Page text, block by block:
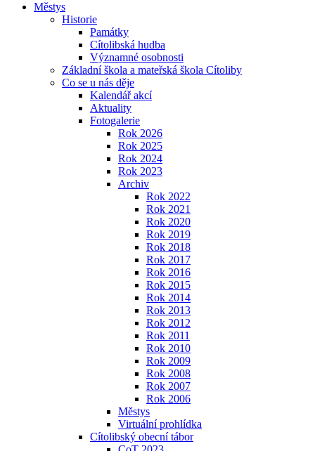
Městys
Historie
Památky
Cítolibská hudba
Významné osobnosti
Základní škola a mateřská škola Cítoliby
Co se u nás děje
Kalendář akcí
Aktuality
Fotogalerie
Rok 2026
Rok 2025
Rok 2024
Rok 2023
Archiv
Rok 2022
Rok 2021
Rok 2020
Rok 2019
Rok 2018
Rok 2017
Rok 2016
Rok 2015
Rok 2014
Rok 2013
Rok 2012
Rok 2011
Rok 2010
Rok 2009
Rok 2008
Rok 2007
Rok 2006
Městys
Virtuální prohlídka
Cítolibský obecní tábor